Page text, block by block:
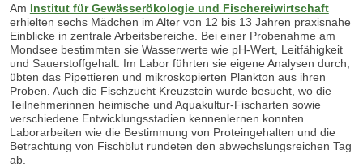
Am Institut für Gewässerökologie und Fischereiwirtschaft
erhielten sechs Mädchen im Alter von 12 bis 13 Jahren praxisnahe
Einblicke in zentrale Arbeitsbereiche. Bei einer Probenahme am
Mondsee bestimmten sie Wasserwerte wie pH-Wert, Leitfähigkeit
und Sauerstoffgehalt. Im Labor führten sie eigene Analysen durch,
übten das Pipettieren und mikroskopierten Plankton aus ihren
Proben. Auch die Fischzucht Kreuzstein wurde besucht, wo die
Teilnehmerinnen heimische und Aquakultur-Fischarten sowie
verschiedene Entwicklungsstadien kennenlernen konnten.
Laborarbeiten wie die Bestimmung von Proteingehalten und die
Betrachtung von Fischblut rundeten den abwechslungsreichen Tag
ab.